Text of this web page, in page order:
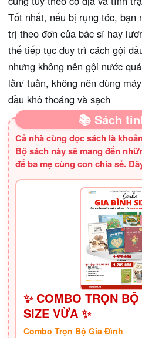
Tốt nhất, nếu bị rụng tóc, bạn
trị theo đơn của bác sĩ hay
thể tiếp tục duy trì cách gội
nhưng không nên gội nước
lần/ tuần, không nên dùng
đầu khô thoáng và sạch
📚 Sách
Cả nhà cùng đọc sách là
Bộ sách này sẽ mang đến
để ba mẹ cùng con chia sẻ.
✨ COMBO TRỌN
SIZE VỪA ✨
Combo Trọn Bộ Gia Đình